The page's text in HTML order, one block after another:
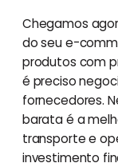
Chegamos
do seu e-
produtos com
é preciso
fornecedores.
barata é a
transporte e
investimento